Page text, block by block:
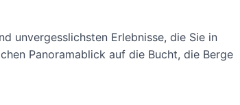
unvergesslichsten Erlebnisse, die Sie in
Panoramablick auf die Bucht, die Berge